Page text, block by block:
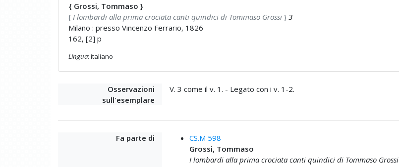
{ Grossi, Tommaso }
{ I lombardi alla prima crociata canti quindici di Tommaso Grossi } 3
Milano : presso Vincenzo Ferrario, 1826
162, [2] p
Lingua: italiano
Osservazioni
sull'esemplare
V. 3 come il v. 1. - Legato con i v. 1-2.
Fa parte di
CS.M 598
Grossi, Tommaso
I lombardi alla prima crociata canti quindici di Tommaso Grossi